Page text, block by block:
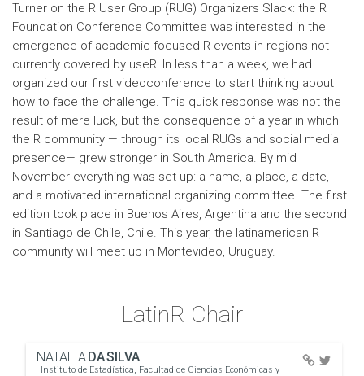
Turner on the R User Group (RUG) Organizers Slack: the R
Foundation Conference Committee was interested in the
emergence of academic-focused R events in regions not
currently covered by useR! In less than a week, we had
organized our first videoconference to start thinking about
how to face the challenge. This quick response was not the
result of mere luck, but the consequence of a year in which
the R community — through its local RUGs and social media
presence— grew stronger in South America. By mid
November everything was set up: a name, a place, a date,
and a motivated international organizing committee. The first
edition took place in Buenos Aires, Argentina and the second
in Santiago de Chile, Chile. This year, the latinamerican R
community will meet up in Montevideo, Uruguay.
LatinR Chair
NATALIADA SILVA
Instituto de Estadística, Facultad de Ciencias Económicas y